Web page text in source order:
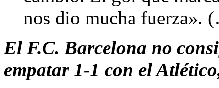
nos dio mucha fuerza».
El F.C. Barcelona no
empatar 1-1 con el